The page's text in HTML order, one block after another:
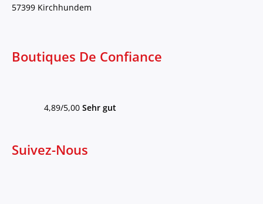
57399 Kirchhundem
Boutiques De Confiance
4,89/5,00 Sehr gut
Suivez-Nous